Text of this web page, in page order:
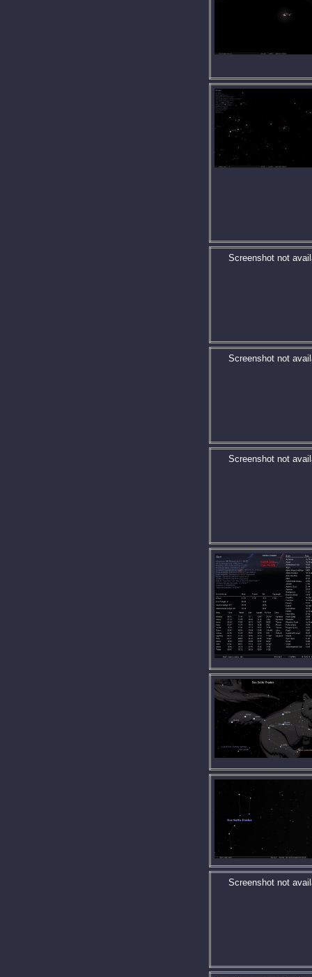
Screenshot not
Screenshot not
Screenshot not
Screenshot not